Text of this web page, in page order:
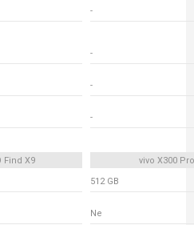
-
-
-
-
Find X9
vivo X300 Pro
512 GB
Ne